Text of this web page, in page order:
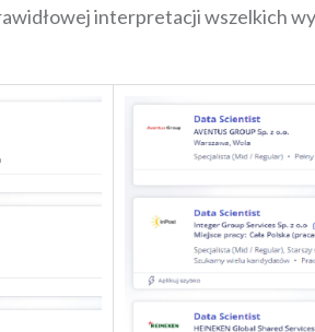
interpretacji wszelkich